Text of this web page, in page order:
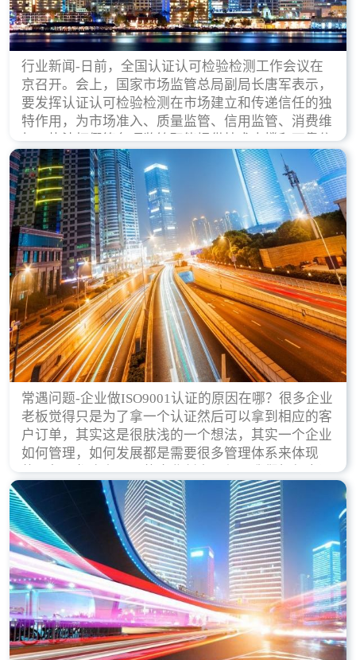
行业新闻-日前，全国认证认可检验检测工作会议在
京召开。会上，国家市场监管总局副局长唐军表示，
要发挥认证认可检验检测在市场建立和传递信任的独
特作用，为市场准入、质量监管、信用监管、消费维
权、执法打假等各项监管职能提供技术支撑和可靠依
据。
常遇问题-企业做ISO9001认证的原因在哪？很多企业
老板觉得只是为了拿一个认证然后可以拿到相应的客
户订单，其实这是很肤浅的一个想法，其实一个企业
如何管理，如何发展都是需要很多管理体系来体现
的，每天都会有不同的企业创立，但是我们如何去证
实一个企业的合法，有质量保证了？这就是ISO9001
认证体现价值的时候，那么键锋小编就来细说下企业
做ISO9001认证的根本原因。